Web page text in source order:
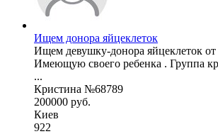
Ищем донора яйцеклеток
Ищем девушку-донора яйцеклеток от
Имеющую своего ребенка . Группа
...
Кристина №68789
200000 руб.
Киев
922